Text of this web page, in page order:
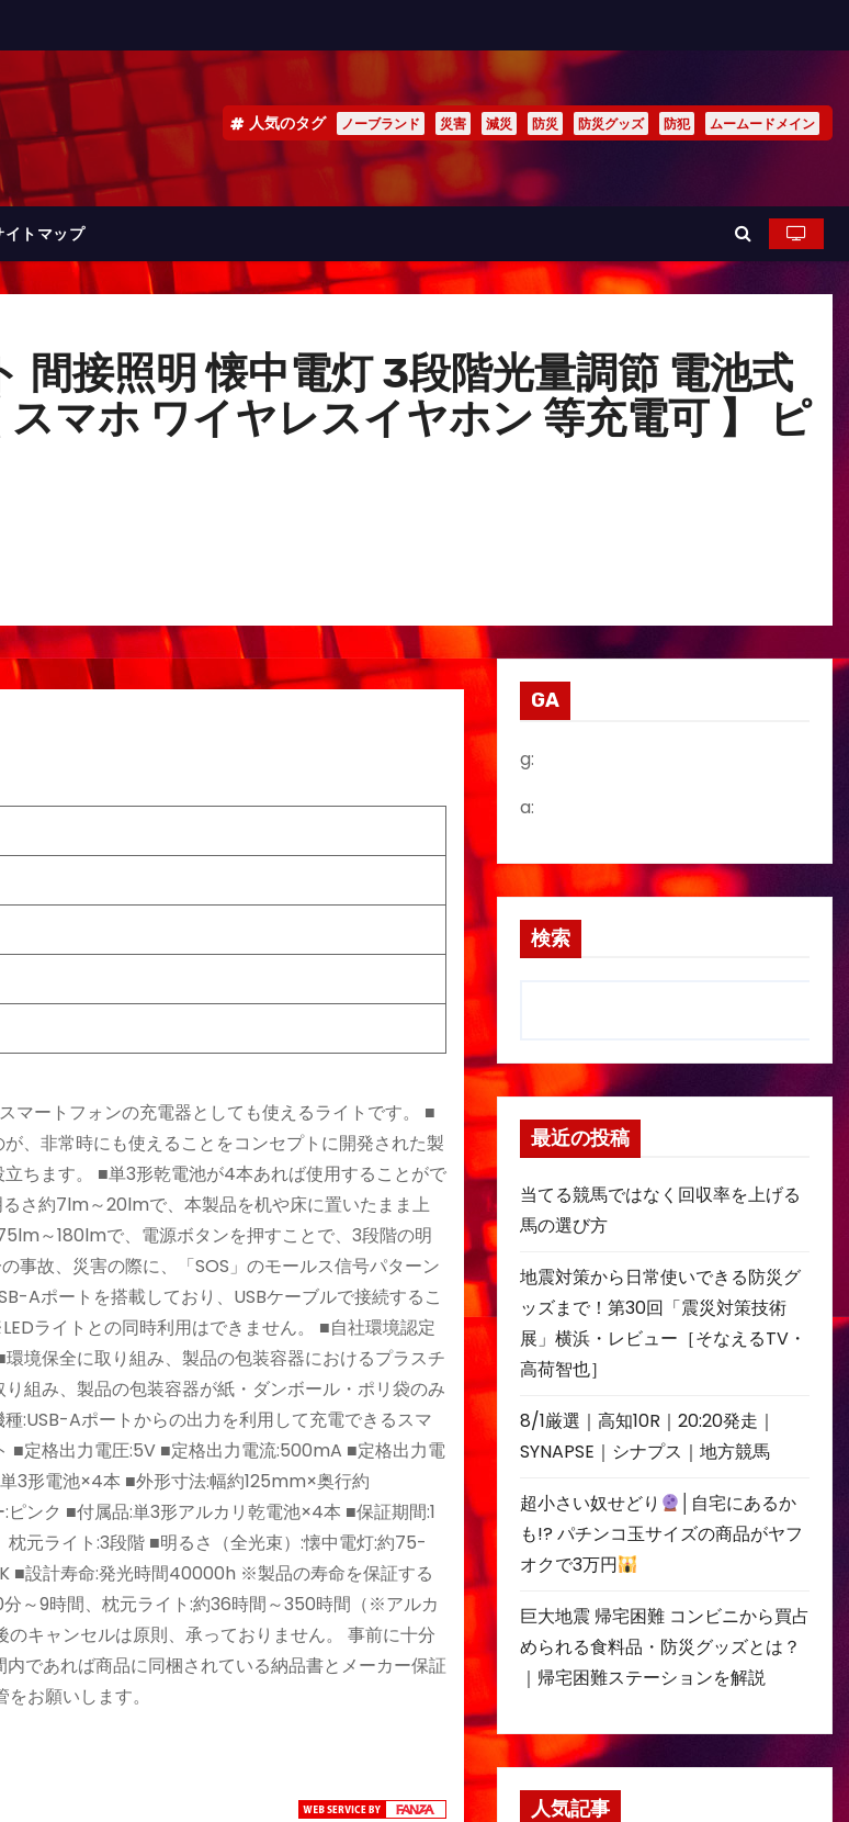
人気のタグ ノーブランド 災害 減災 防災 防災グッズ 防犯 ムームードメイン
イトマップ
間接照明 懐中電灯 3段階光量調節 電池式
マホ ワイヤレスイヤホン 等充電可 】 ピ
マートフォンの充電器としても使えるライトです。 ■
、非常時にも使えることをコンセプトに開発された製
ちます。 ■単3形乾電池が4本あれば使用することがで
さ約7lm～20lmで、本製品を机や床に置いたまま上
～180lmで、電源ボタンを押すことで、3段階の明
事故、災害の際に、「SOS」のモールス信号パターン
Aポートを搭載しており、USBケーブルで接続するこ
ライトとの同時利用はできません。 ■自社環境認定
境保全に取り組み、製品の包装容器におけるプラスチ
組み、製品の包装容器が紙・ダンボール・ポリ袋のみ
:USB-Aポートからの出力を利用して充電できるスマ
■定格出力電圧:5V ■定格出力電流:500mA ■定格出力電
3形電池×4本 ■外形寸法:幅約125mm×奥行約
ンク ■付属品:単3形アルカリ乾電池×4本 ■保証期間:1
枕元ライト:3段階 ■明るさ（全光束）:懐中電灯:約75-
■設計寿命:発光時間40000h ※製品の寿命を保証する
～9時間、枕元ライト:約36時間～350時間（※アルカ
キャンセルは原則、承っておりません。 事前に十分
であれば商品に同梱されている納品書とメーカー保証
お願いします。
GA
g:
a:
検索
最近の投稿
当てる競馬ではなく回収率を上げる
馬の選び方
地震対策から日常使いできる防災グ
ッズまで！第30回「震災対策技術
展」横浜・レビュー［そなえるTV・
高荷智也］
8/1厳選｜高知10R｜20:20発走｜
SYNAPSE｜シナプス｜地方競馬
超小さい奴せどり
│自宅にあるか
も!? パチンコ玉サイズの商品がヤフ
オクで3万円
巨大地震 帰宅困難 コンビニから買占
められる食料品・防災グッズとは？
｜帰宅困難ステーションを解説
人気記事